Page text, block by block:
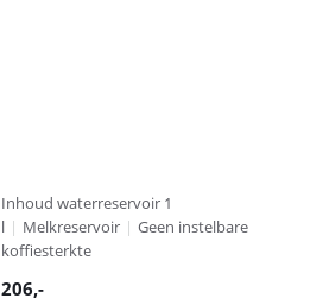
Inhoud waterreservoir 1
l | Melkreservoir | Geen instelbare
koffiesterkte
206,-